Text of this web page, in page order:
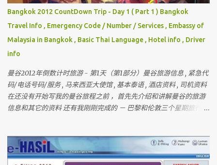
Bangkok 2012 CountDown Trip - Day 1 ( Part 1 ) Bangkok
Travel Info , Emergency Code / Number / Services , Embassy of
Malaysia in Bangkok , Basic Thai Language , Hotel info , Driver
info
曼谷2012年倒数计时旅游 - 第1天（第1部分）曼谷旅游信息 , 紧急代
码/电话号码/服务 , 马来西亚大使馆 , 基本泰语 , 酒店资料 , 司机资料
在还没有开始写我的曼谷旅程之前 ，首先先介绍和讲解曼谷的旅游
信息和其它的资料 还有我刚刚完成的 － 巴黎和伦敦三个星期旅行 ，
十六个人 。 这次是七个人 （ 包括我 ）但。。。对我来说 ， 这次是
最困难的一次 。 为什么？？？？ 看看相片先 。